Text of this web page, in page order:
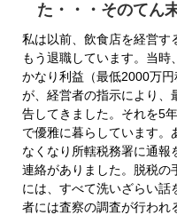
た・・・そのてん
私は以前、飲食店を経営す
もう退職しています。当時
かなり利益（最低2000万
が、経営者の指示により、
告してきました。それを5
で優雅に暮らしています。
なくなり所轄税務署に通報
連絡がありました。脱税の
には、すべて洗いざらい話
者には査察の調査が行われ